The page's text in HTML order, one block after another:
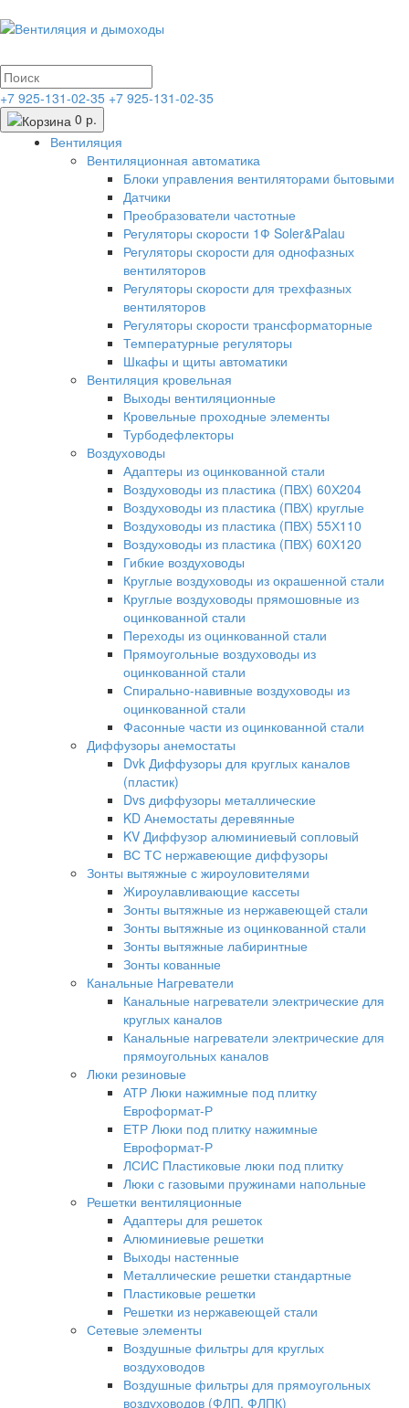
+7 925-131-02-35 +7 925-131-02-35
0 р.
Вентиляция
Вентиляционная автоматика
Блоки управления вентиляторами бытовыми
Датчики
Преобразователи частотные
Регуляторы скорости 1Ф Soler&Palau
Регуляторы скорости для однофазных
вентиляторов
Регуляторы скорости для трехфазных
вентиляторов
Регуляторы скорости трансформаторные
Температурные регуляторы
Шкафы и щиты автоматики
Вентиляция кровельная
Выходы вентиляционные
Кровельные проходные элементы
Турбодефлекторы
Воздуховоды
Адаптеры из оцинкованной стали
Воздуховоды из пластика (ПВХ) 60Х204
Воздуховоды из пластика (ПВХ) круглые
Воздуховоды из пластика (ПВХ) 55Х110
Воздуховоды из пластика (ПВХ) 60Х120
Гибкие воздуховоды
Круглые воздуховоды из окрашенной стали
Круглые воздуховоды прямошовные из
оцинкованной стали
Переходы из оцинкованной стали
Прямоугольные воздуховоды из
оцинкованной стали
Спирально-навивные воздуховоды из
оцинкованной стали
Фасонные части из оцинкованной стали
Диффузоры анемостаты
Dvk Диффузоры для круглых каналов
(пластик)
Dvs диффузоры металлические
KD Анемостаты деревянные
KV Диффузор алюминиевый сопловый
ВС ТС нержавеющие диффузоры
Зонты вытяжные с жироуловителями
Жироулавливающие кассеты
Зонты вытяжные из нержавеющей стали
Зонты вытяжные из оцинкованной стали
Зонты вытяжные лабиринтные
Зонты кованные
Канальные Нагреватели
Канальные нагреватели электрические для
круглых каналов
Канальные нагреватели электрические для
прямоугольных каналов
Люки резиновые
АТР Люки нажимные под плитку
Евроформат-Р
ЕТР Люки под плитку нажимные
Евроформат-Р
ЛСИС Пластиковые люки под плитку
Люки с газовыми пружинами напольные
Решетки вентиляционные
Адаптеры для решеток
Алюминиевые решетки
Выходы настенные
Металлические решетки стандартные
Пластиковые решетки
Решетки из нержавеющей стали
Сетевые элементы
Воздушные фильтры для круглых
воздуховодов
Воздушные фильтры для прямоугольных
воздуховодов (ФЛП, ФЛПК)